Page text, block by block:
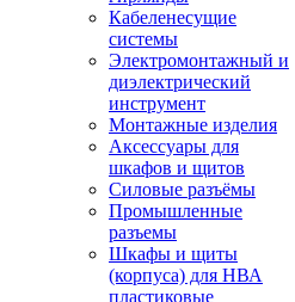
Кабеленесущие
системы
Электромонтажный и
диэлектрический
инструмент
Монтажные изделия
Аксессуары для
шкафов и щитов
Силовые разъёмы
Промышленные
разъемы
Шкафы и щиты
(корпуса) для НВА
пластиковые